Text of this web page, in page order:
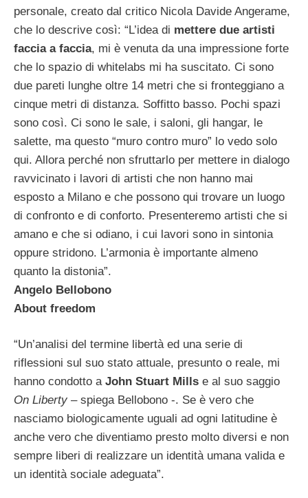
personale, creato dal critico Nicola Davide Angerame,
che lo descrive così: “L’idea di mettere due artisti
faccia a faccia, mi è venuta da una impressione forte
che lo spazio di whitelabs mi ha suscitato. Ci sono
due pareti lunghe oltre 14 metri che si fronteggiano a
cinque metri di distanza. Soffitto basso. Pochi spazi
sono così. Ci sono le sale, i saloni, gli hangar, le
salette, ma questo “muro contro muro” lo vedo solo
qui. Allora perché non sfruttarlo per mettere in dialogo
ravvicinato i lavori di artisti che non hanno mai
esposto a Milano e che possono qui trovare un luogo
di confronto e di conforto. Presenteremo artisti che si
amano e che si odiano, i cui lavori sono in sintonia
oppure stridono. L’armonia è importante almeno
quanto la distonia”.
Angelo Bellobono
About freedom
“Un’analisi del termine libertà ed una serie di
riflessioni sul suo stato attuale, presunto o reale, mi
hanno condotto a John Stuart Mills e al suo saggio
On Liberty – spiega Bellobono -. Se è vero che
nasciamo biologicamente uguali ad ogni latitudine è
anche vero che diventiamo presto molto diversi e non
sempre liberi di realizzare un identità umana valida e
un identità sociale adeguata”.